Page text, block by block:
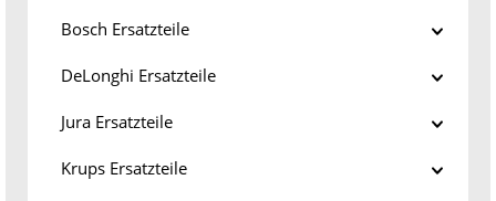
Bosch Ersatzteile
DeLonghi Ersatzteile
Jura Ersatzteile
Krups Ersatzteile